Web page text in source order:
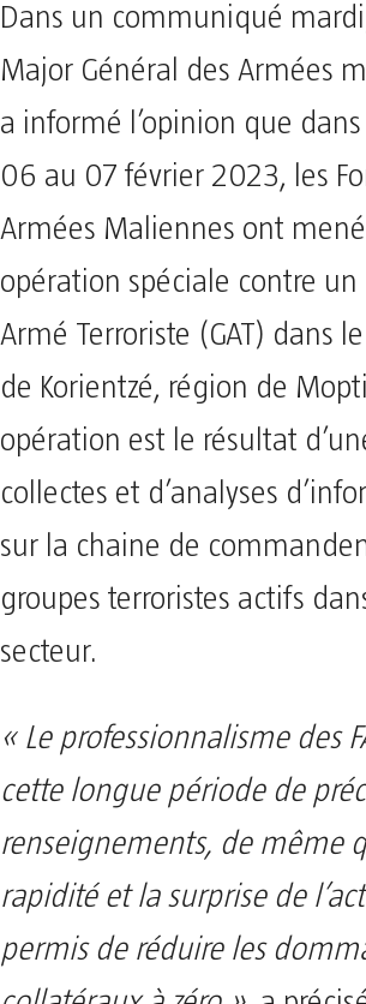
Dans un communiqué
Major Général des Armées
a informé l’opinion que
06 au 07 février 2023, les
Armées Maliennes ont
opération spéciale contre un
Armé Terroriste (GAT) dans
de Korientzé, région de
opération est le résultat
collectes et d’analyses
sur la chaine de
groupes terroristes actifs
secteur.
« Le professionnalisme des
cette longue période de
renseignements, de même
rapidité et la surprise de
permis de réduire les